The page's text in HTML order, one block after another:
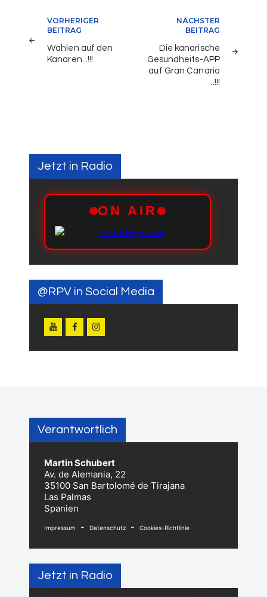
Beitragsnavigation
VORHERIGER
BEITRAG
Wahlen auf den
Kanaren ..!!!
NÄCHSTER
BEITRAG
Die kanarische
Gesundheits-APP
auf Gran Canaria
..!!!
Jetzt in Radio
@RPV in Social Media
Verantwortlich
Martin Schubert
Av. de Alemania, 22
35100 San Bartolomé de Tirajana
Las Palmas
Spanien
Impressum - Datenschutz - Cookies-Richtlinie
Jetzt in Radio